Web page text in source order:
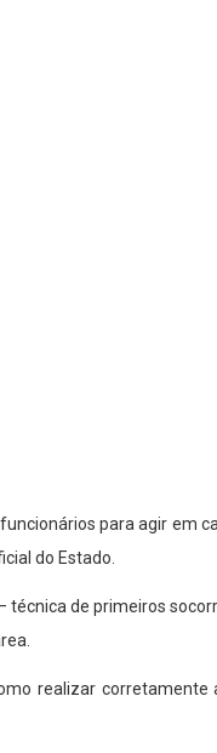
para agir em
do Estado.
de primeiros
realizar